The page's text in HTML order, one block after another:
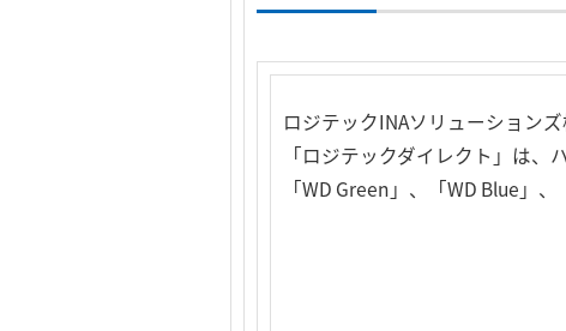
ロジテックINAソリューション
「ロジテックダイレクト」は、
「WD Green」、「WD Blue」